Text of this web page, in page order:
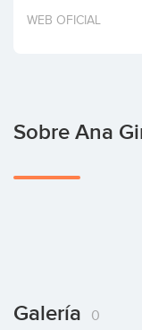
Invertir
WEB OFICIAL
Sobre Ana
Galería 0